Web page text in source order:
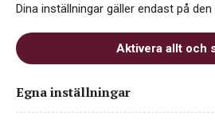
PASSAR TILL
Dina inställningar gäller endast på
Aktivera allt och
Egna inställningar